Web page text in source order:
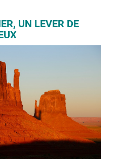
UN LEVER DE